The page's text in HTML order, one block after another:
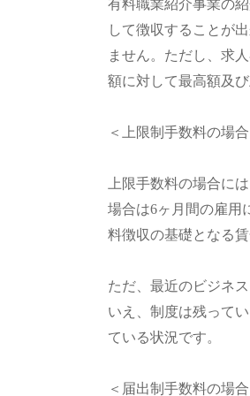
有料職業紹介事業の
して徴収することが
ません。ただし、求
額に対して最高額及
＜上限制手数料の場合
上限手数料の場合に
場合は6ヶ月間の雇用
料徴収の基礎となる
ただ、最近のビジネ
いえ、制度は残って
ている状況です。
＜届出制手数料の場合